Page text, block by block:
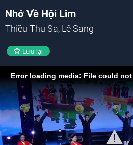
Nhớ Về Hội Lim
Thiều Thu Sa, Lê Sang
Lưu lại
Error loading media: File could